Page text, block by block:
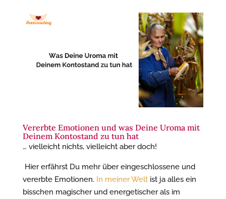
Vererbte Emotionen und was Deine Uroma mit
Deinem Kontostand zu tun hat
… vielleicht nichts, vielleicht aber doch!
Hier erfährst Du mehr über eingeschlossene und
vererbte Emotionen. In meiner Weltist ja alles ein
bisschen magischer und energetischer als im